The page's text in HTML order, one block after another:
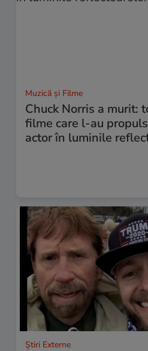
Muzică și Filme
Chuck Norris a murit:
filme care l-au
actor în luminile
Știri Externe